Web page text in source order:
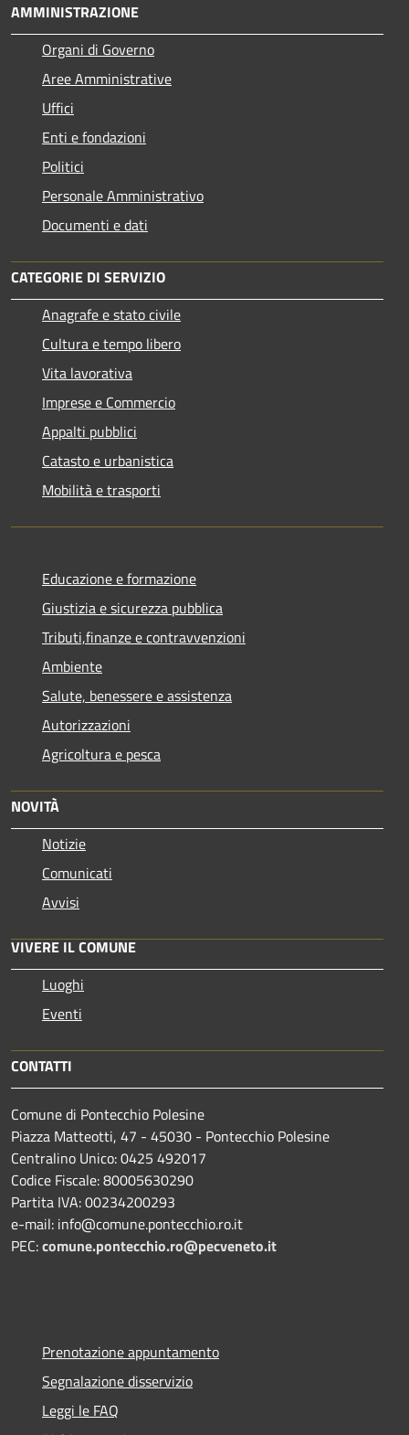
AMMINISTRAZIONE
Organi di Governo
Aree Amministrative
Uffici
Enti e fondazioni
Politici
Personale Amministrativo
Documenti e dati
CATEGORIE DI SERVIZIO
Anagrafe e stato civile
Cultura e tempo libero
Vita lavorativa
Imprese e Commercio
Appalti pubblici
Catasto e urbanistica
Mobilità e trasporti
Educazione e formazione
Giustizia e sicurezza pubblica
Tributi,finanze e contravvenzioni
Ambiente
Salute, benessere e assistenza
Autorizzazioni
Agricoltura e pesca
NOVITÀ
Notizie
Comunicati
Avvisi
VIVERE IL COMUNE
Luoghi
Eventi
CONTATTI
Comune di Pontecchio Polesine
Piazza Matteotti, 47 - 45030 - Pontecchio Polesine
Centralino Unico: 0425 492017
Codice Fiscale: 80005630290
Partita IVA: 00234200293
e-mail: info@comune.pontecchio.ro.it
PEC:comune.pontecchio.ro@pecveneto.it
Prenotazione appuntamento
Segnalazione disservizio
Leggi le FAQ